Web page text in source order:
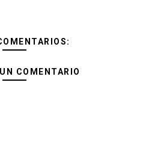
COMENTARIO